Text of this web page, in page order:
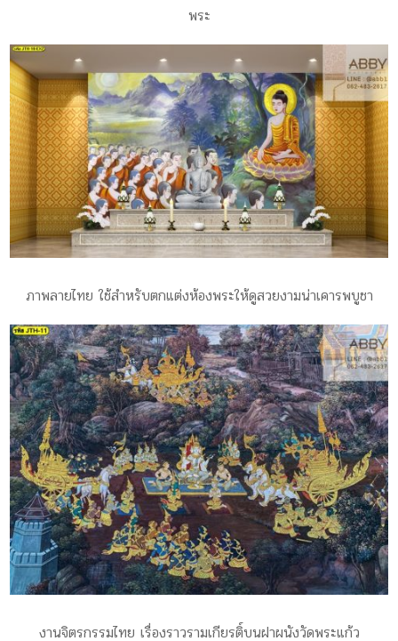
พระ
ภาพลายไทย ใช้สำหรับตกแต่งห้องพระให้ดูสวยงามน่าเคารพบูชา
งานจิตรกรรมไทย เรื่องราวรามเกียรติ์บนฝาผนังวัดพระแก้ว